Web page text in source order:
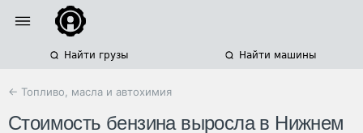
Найти грузы Найти машины
← Топливо, масла и автохимия
Стоимость бензина выросла в Нижнем